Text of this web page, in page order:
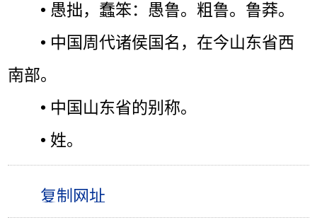
• 愚拙，蠢笨：愚鲁。粗鲁。鲁莽。
• 中国周代诸侯国名，在今山东省西
南部。
• 中国山东省的别称。
• 姓。